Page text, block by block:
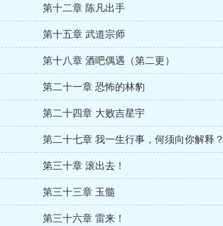
第十二章 陈凡出手
第十五章 武道宗师
第十八章 酒吧偶遇（第二更）
第二十一章 恐怖的林豹
第二十四章 大败吉星宇
第二十七章 我一生行事，何须向你解释？
第三十章 滚出去！
第三十三章 玉髓
第三十六章 雷来！